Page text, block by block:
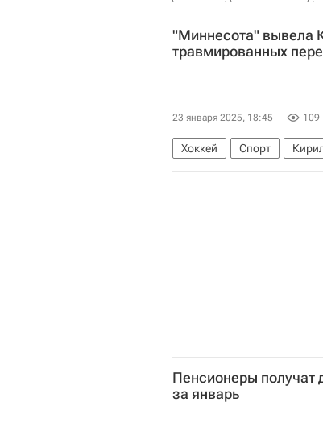
Анонсы и трансляции
"Миннесота" вывела
травмированных
23 января 2025, 18:45 109
Хоккей Спорт
Национальная хоккейная
Пенсионеры получат
за январь